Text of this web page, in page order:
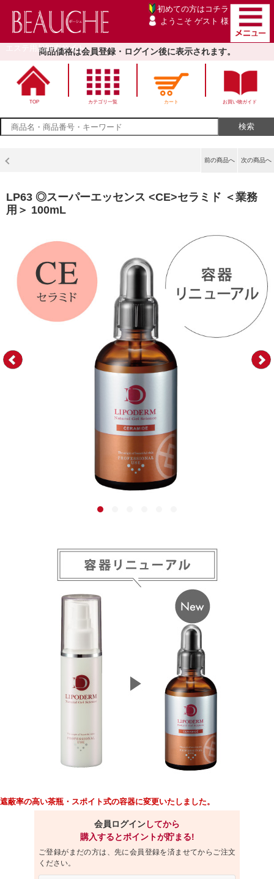
エステ用品卸売サイト
初めての方は コチラ
ようこそ ゲスト 様
商品価格は会員登録・ログイン後に表示されます。
TOP カテゴリ一覧 カート お買い物ガイド
次の商品へ
前の商品へ
LP63 ◎スーパーエッセンス <CE>セラミド ＜業務
用＞ 100mL
遮蔽率の高い茶瓶・スポイト式の容器に変更いたしました。
会員ログインしてから
購入するとポイントが貯まる!
ご登録がまだの方は、先に会員登録を済ませてからご注文
ください。